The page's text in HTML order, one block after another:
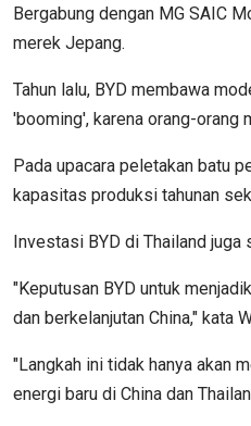
Bergabung dengan MG SAIC
merek Jepang.
Tahun lalu, BYD membawa
'booming', karena orang-orang
Pada upacara peletakan batu
kapasitas produksi tahunan
Investasi BYD di Thailand
"Keputusan BYD untuk
dan berkelanjutan China," kata
"Langkah ini tidak hanya akan
energi baru di China dan